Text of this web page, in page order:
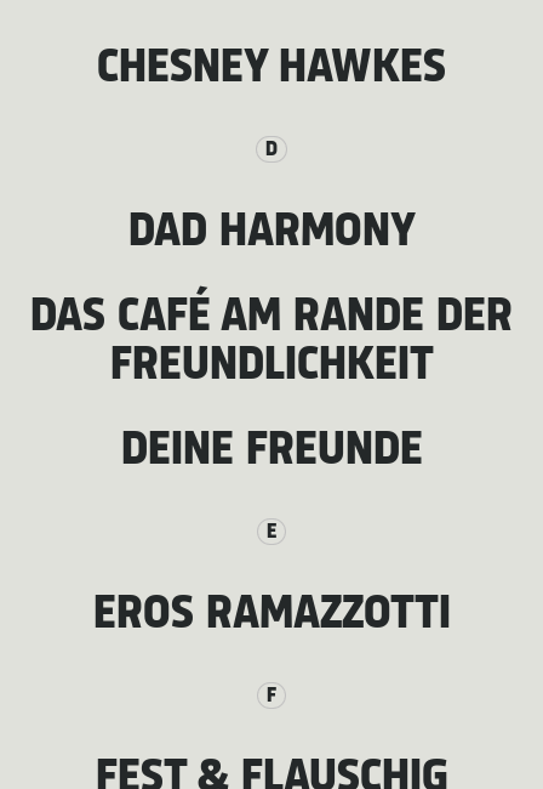
CHESNEY HAWKES
D
DAD HARMONY
DAS CAFÉ AM RANDE DER
FREUNDLICHKEIT
DEINE FREUNDE
E
EROS RAMAZZOTTI
F
FEST & FLAUSCHIG